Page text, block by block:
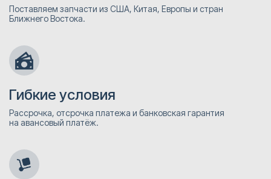
Поставляем запчасти из США, Китая, Европы и стран
Ближнего Востока.
Гибкие условия
Рассрочка, отсрочка платежа и банковская гарантия
на авансовый платёж.